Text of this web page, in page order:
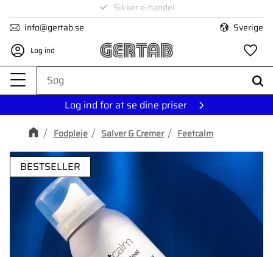
Menu
Levering på 1-4 dage
info@gertab.se
Sverige
Log ind
Log ind for at se dine priser
Fodpleje Salver & Cremer Feetcalm
BESTSELLER